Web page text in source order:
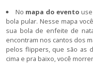
No mapa do evento
bola pular. Nesse mapa
sua bola de enfeite de
encontram nos cantos dos
pelos flippers, que são as
cima e pra baixo, você